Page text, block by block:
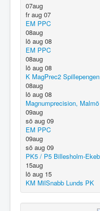
07aug
fr aug 07
EM PPC
08aug
lö aug 08
EM PPC
08aug
lö aug 08
K MagPrec2 Spillepengen
08aug
lö aug 08
Magnumprecision, Malmö
09aug
sö aug 09
EM PPC
09aug
sö aug 09
PK5 / P5 Billesholm-
15aug
lö aug 15
KM MilSnabb Lunds PK